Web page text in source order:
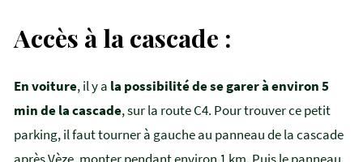
Accès à la cascade :
En voiture, il y a la possibilité de se garer à environ 5
min de la cascade, sur la route C4. Pour trouver ce petit
parking, il faut tourner à gauche au panneau de la cascade